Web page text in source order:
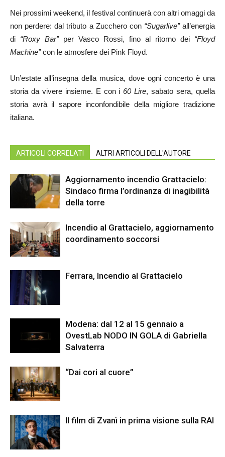
Nei prossimi weekend, il festival continuerà con altri omaggi da
non perdere: dal tributo a Zucchero con “Sugarlive”all’energia
di “Roxy Bar”per Vasco Rossi, fino al ritorno dei “Floyd
Machine”con le atmosfere dei Pink Floyd.
Un’estate all’insegna della musica, dove ogni concerto è una
storia da vivere insieme. E con i60 Lire, sabato sera, quella
storia avrà il sapore inconfondibile della migliore tradizione
italiana.
ARTICOLI CORRELATI ALTRI ARTICOLI DELL'AUTORE
Aggiornamento incendio Grattacielo:
Sindaco firma l’ordinanza di inagibilità
della torre
Incendio al Grattacielo, aggiornamento
coordinamento soccorsi
Ferrara, Incendio al Grattacielo
Modena: dal 12 al 15 gennaio a
OvestLab NODO IN GOLA di Gabriella
Salvaterra
“Dai cori al cuore”
Il film di Zvanì in prima visione sulla RAI